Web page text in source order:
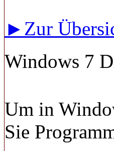
►Zur
Windows 7
Um in
Sie